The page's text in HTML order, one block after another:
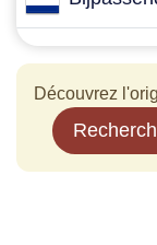
Découvrez